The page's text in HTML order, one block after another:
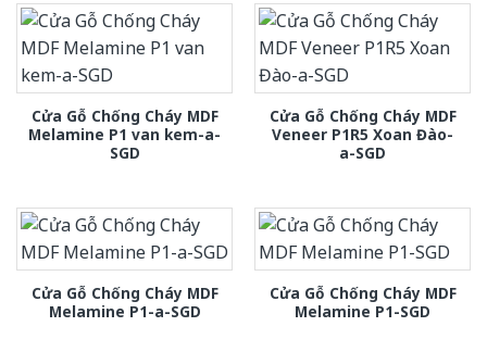
Cửa Gỗ Chống Cháy MDF
Melamine P1 van kem-a-
SGD
Cửa Gỗ Chống Cháy MDF
Veneer P1R5 Xoan Đào-
a-SGD
Cửa Gỗ Chống Cháy MDF
Melamine P1-a-SGD
Cửa Gỗ Chống Cháy MDF
Melamine P1-SGD